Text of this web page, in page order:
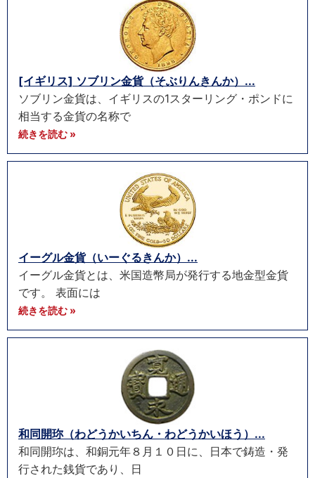
[イギリス] ソブリン金貨（そぶりんきんか）...
ソブリン金貨は、イギリスの1スターリング・ポンドに
相当する金貨の名称で
続きを読む »
イーグル金貨（いーぐるきんか）...
イーグル金貨とは、米国造幣局が発行する地金型金貨
です。 表面には
続きを読む »
和同開珎（わどうかいちん・わどうかいほう）...
和同開珎は、和銅元年８月１０日に、日本で鋳造・発
行された銭貨であり、日